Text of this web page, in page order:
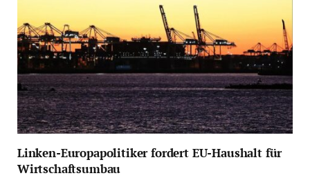
Linken-Europapolitiker fordert EU-Haushalt für
Wirtschaftsumbau